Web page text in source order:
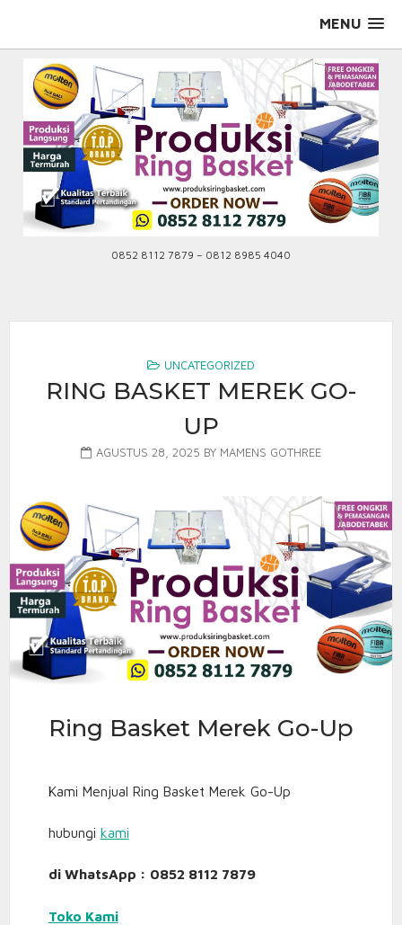
MENU
0852 8112 7879 – 0812 8985 4040
UNCATEGORIZED
RING BASKET MEREK GO-
UP
AGUSTUS 28, 2025 BY MAMENS GOTHREE
Ring Basket Merek Go-Up
Kami Menjual Ring Basket Merek Go-Up
hubungi kami
di WhatsApp : 0852 8112 7879
Toko Kami